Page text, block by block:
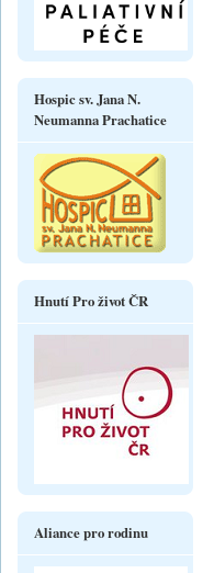
Hospic sv. Jana N.
Neumanna Prachatice
Hnutí Pro život ČR
Aliance pro rodinu